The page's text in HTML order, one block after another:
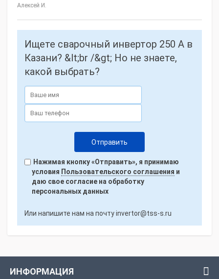
Алексей И.
Ищете сварочный инвертор 250 А в
Казани? &lt;br /&gt; Но не знаете,
какой выбрать?
Нажимая кнопку «Отправить», я принимаю
условия Пользовательского соглашения и
даю свое согласие на обработку
персональных данных
Или напишите нам на почтуinvertor@tss-s.ru
ИНФОРМАЦИЯ